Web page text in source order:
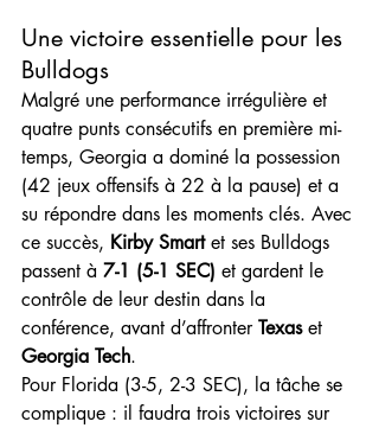
Une victoire essentielle pour les
Bulldogs
Malgré une performance irrégulière et
quatre punts consécutifs en première mi-
temps, Georgia a dominé la possession
(42 jeux offensifs à 22 à la pause) et a
su répondre dans les moments clés. Avec
ce succès, Kirby Smart et ses Bulldogs
passent à 7-1 (5-1 SEC) et gardent le
contrôle de leur destin dans la
conférence, avant d’affronter Texas et
Georgia Tech.
Pour Florida (3-5, 2-3 SEC), la tâche se
complique : il faudra trois victoires sur